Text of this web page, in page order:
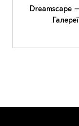
Dreamscape